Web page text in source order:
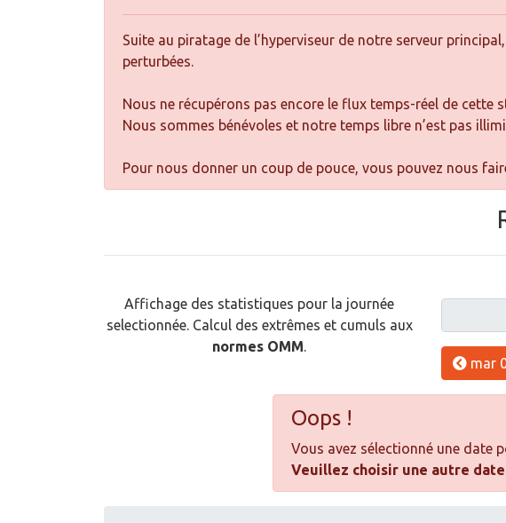
Suite au piratage de l’hyperviseur de notre serveur
perturbées.
Nous ne récupérons pas encore le flux temps-réel de cette
Nous sommes bénévoles et notre temps libre n’est pas
Pour nous donner un coup de pouce, vous pouvez nous
Affichage des statistiques pour la journée
selectionnée. Calcul des extrêmes et cumuls aux
normes OMM.
mar
Oops !
Vous avez sélectionné une date
Veuillez choisir une autre